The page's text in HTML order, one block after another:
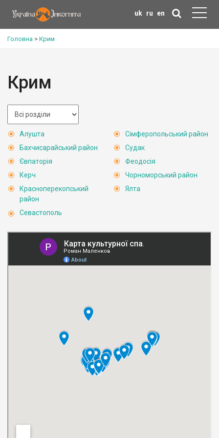
uk ru en
Головна > Крим
Крим
Алушта
Бахчисарайський район
Євпаторія
Керч
Красноперекопський
район
Севастополь
Сімферопольський район
Судак
Феодосія
Чорноморський район
Ялта